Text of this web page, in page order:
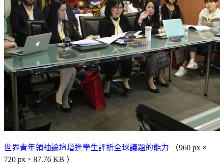
世界青年領袖論壇增進學生評析全球議題的能力
（960 px ×
720 px、87.76 KB ）